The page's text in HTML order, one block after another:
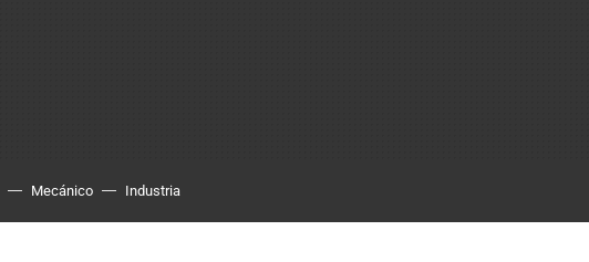
Mecánico Industria